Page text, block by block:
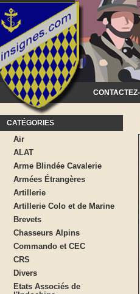
CONTACTEZ-
CATÉGORIES
Air
ALAT
Arme Blindée Cavalerie
Armées Étrangères
Artillerie
Artillerie Colo et de Marine
Brevets
Chasseurs Alpins
Commando et CEC
CRS
Divers
Etats Associés de